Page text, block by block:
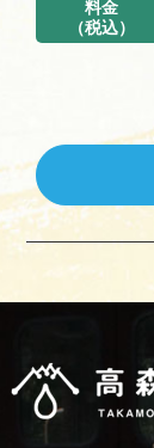
料金
（税込）